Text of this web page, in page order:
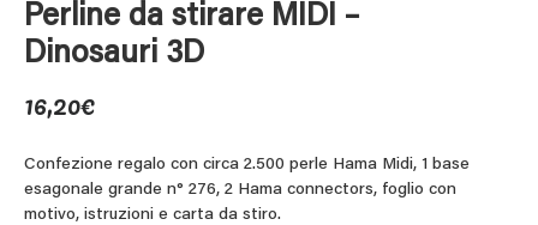
Perline da stirare MIDI –
Dinosauri 3D
16,20€
Confezione regalo con circa 2.500 perle Hama Midi, 1 base
esagonale grande n° 276, 2 Hama connectors, foglio con
motivo, istruzioni e carta da stiro.